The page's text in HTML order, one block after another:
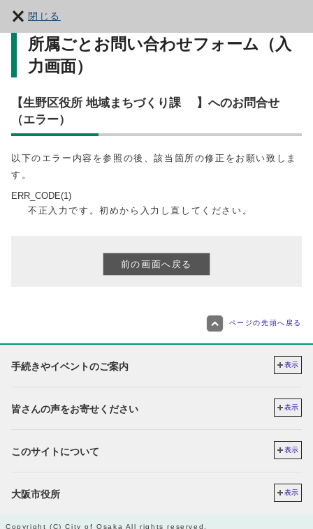
閉じる
所属ごとお問い合わせフォーム（入
力画面）
【生野区役所 地域まちづくり課 】へのお問合せ
（エラー）
以下のエラー内容を参照の後、該当箇所の修正をお願い致しま
す。
ERR_CODE(1)
不正入力です。初めから入力し直してください。
ページの先頭へ戻る
手続きやイベントのご案内 表示
皆さんの声をお寄せください 表示
このサイトについて 表示
大阪市役所 表示
Copyright (C) City of Osaka All rights reserved.